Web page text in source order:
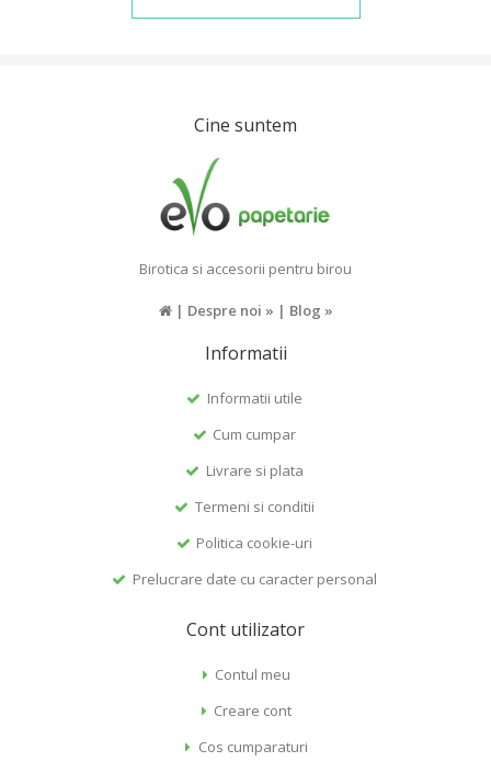
Cine suntem
Birotica si accesorii pentru birou
| Despre noi » | Blog »
Informatii
Informatii utile
Cum cumpar
Livrare si plata
Termeni si conditii
Politica cookie-uri
Prelucrare date cu caracter personal
Cont utilizator
Contul meu
Creare cont
Cos cumparaturi